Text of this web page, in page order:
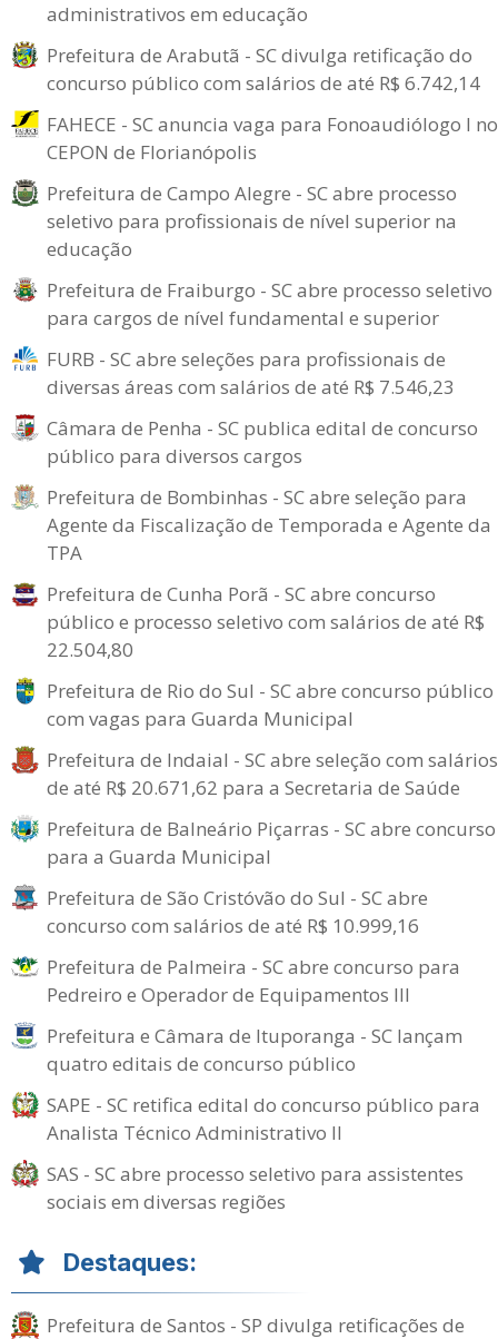
administrativos em educação
Prefeitura de Arabutã - SC divulga retificação do
concurso público com salários de até R$ 6.742,14
FAHECE - SC anuncia vaga para Fonoaudiólogo I no
CEPON de Florianópolis
Prefeitura de Campo Alegre - SC abre processo
seletivo para profissionais de nível superior na
educação
Prefeitura de Fraiburgo - SC abre processo seletivo
para cargos de nível fundamental e superior
FURB - SC abre seleções para profissionais de
diversas áreas com salários de até R$ 7.546,23
Câmara de Penha - SC publica edital de concurso
público para diversos cargos
Prefeitura de Bombinhas - SC abre seleção para
Agente da Fiscalização de Temporada e Agente da
TPA
Prefeitura de Cunha Porã - SC abre concurso
público e processo seletivo com salários de até R$
22.504,80
Prefeitura de Rio do Sul - SC abre concurso público
com vagas para Guarda Municipal
Prefeitura de Indaial - SC abre seleção com salários
de até R$ 20.671,62 para a Secretaria de Saúde
Prefeitura de Balneário Piçarras - SC abre concurso
para a Guarda Municipal
Prefeitura de São Cristóvão do Sul - SC abre
concurso com salários de até R$ 10.999,16
Prefeitura de Palmeira - SC abre concurso para
Pedreiro e Operador de Equipamentos III
Prefeitura e Câmara de Ituporanga - SC lançam
quatro editais de concurso público
SAPE - SC retifica edital do concurso público para
Analista Técnico Administrativo II
SAS - SC abre processo seletivo para assistentes
sociais em diversas regiões
Destaques:
Prefeitura de Santos - SP divulga retificações de